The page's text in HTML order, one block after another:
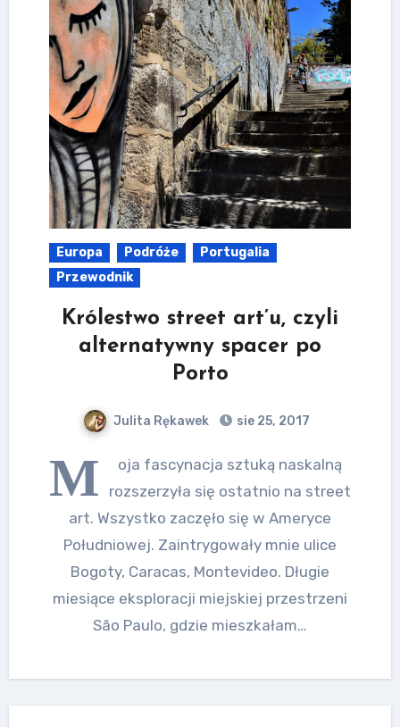
Europa Podróże
Portugalia
Przewodnik
Królestwo street art’u, czyli
alternatywny spacer po
Porto
Julita Rękawek sie 25, 2017
M
oja fascynacja sztuką naskalną
rozszerzyła się ostatnio na street
art. Wszystko zaczęło się w Ameryce
Południowej. Zaintrygowały mnie ulice
Bogoty, Caracas, Montevideo. Długie
miesiące eksploracji miejskiej przestrzeni
São Paulo, gdzie mieszkałam…